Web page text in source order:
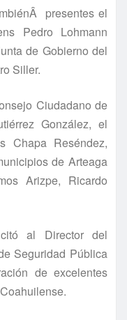
presentes el
Pedro Lohmann
de Gobierno del
Siller.
Ciudadano de
González, el
Chapa Reséndez,
de Arteaga
Arizpe, Ricardo
al Director del
Seguridad Pública
de excelentes